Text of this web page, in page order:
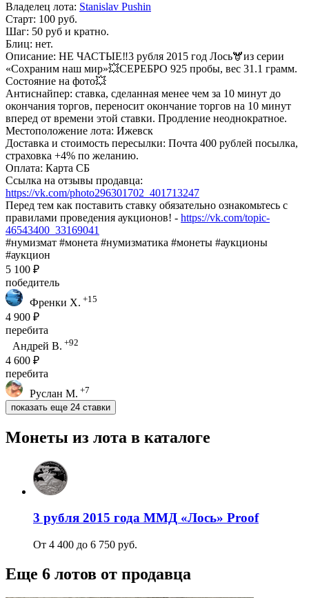
Владелец лота: Stanislav Pushin
Старт: 100 руб.
Шаг: 50 руб и кратно.
Блиц: нет.
Описание: НЕ ЧАСТЫЕ‼️3 рубля 2015 год Лось🫎из серии
«Сохраним наш мир»💥СЕРЕБРО 925 пробы, вес 31.1 грамм.
Состояние на фото💥
Антиснайпер: ставка, сделанная менее чем за 10 минут до
окончания торгов, переносит окончание торгов на 10 минут
вперед от времени этой ставки. Продление неоднократное.
Местоположение лота: Ижевск
Доставка и стоимость пересылки: Почта 400 рублей посылка,
страховка +4% по желанию.
Оплата: Карта СБ
Ссылка на отзывы продавца:
https://vk.com/photo296301702_401713247
Перед тем как поставить ставку обязательно ознакомьтесь с
правилами проведения аукционов! - https://vk.com/topic-
46543400_33169041
#нумизмат #монета #нумизматика #монеты #аукционы
#аукцион
5 100 ₽
победитель
Френки Х. +15
4 900 ₽
перебита
Андрей В. +92
4 600 ₽
перебита
Руслан М. +7
показать еще 24 ставки
Монеты из лота в каталоге
3 рубля 2015 года ММД «Лось» Proof
От 4 400 до 6 750 руб.
Еще 6 лотов от продавца